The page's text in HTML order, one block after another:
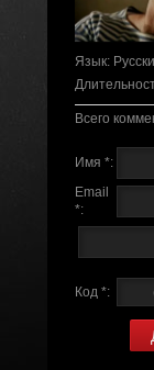
Язык:
Всего
Имя *:
Email
*:
Код *: